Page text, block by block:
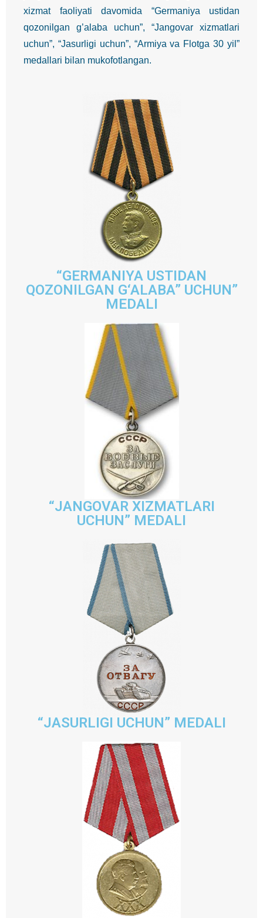
xizmat faoliyati davomida “Germaniya ustidan
qozonilgan g’alaba uchun”, “Jangovar xizmatlari
uchun”, “Jasurligi uchun”, “Armiya va Flotga 30 yil”
medallari bilan mukofotlangan.
“GERMANIYA USTIDAN
QOZONILGAN G‘ALABA” UCHUN”
MEDALI
“JANGOVAR XIZMATLARI
UCHUN” MEDALI
“JASURLIGI UCHUN” MEDALI